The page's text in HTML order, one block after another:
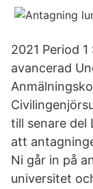
2021 Period
avancerad
till senare del
att
Ni går in på
universitet